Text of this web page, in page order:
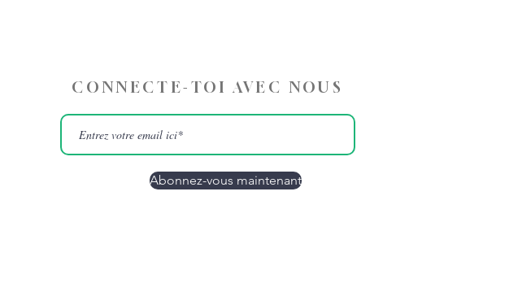
CONNECTE-TOI AVEC NOUS
Abonnez-vous maintenant